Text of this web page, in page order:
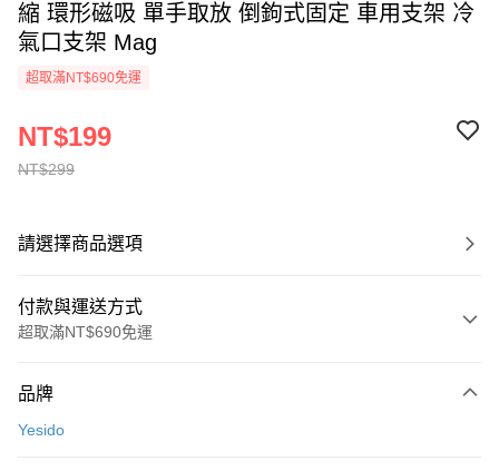
縮 環形磁吸 單手取放 倒鉤式固定 車用支架 冷
氣口支架 Mag
超取滿NT$690免運
NT$299
NT$199
請選擇商品選項
付款與運送方式
超取滿NT$690免運
信用卡一次付款
品牌
Yesido